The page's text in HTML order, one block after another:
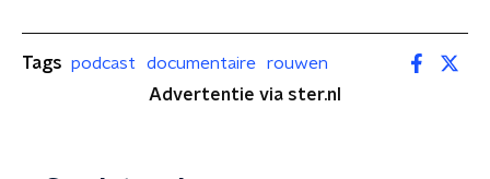
Tags podcast documentaire
rouwen
Advertentie via ster.nl